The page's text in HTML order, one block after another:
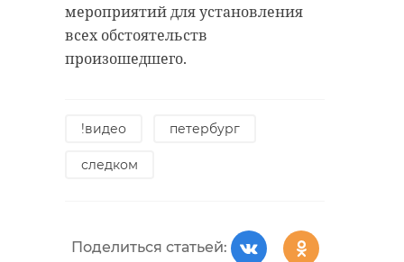
мероприятий для установления
всех обстоятельств
произошедшего.
!видео петербург
следком
Поделиться статьей: